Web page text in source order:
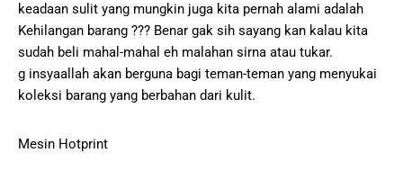
keadaan sulit yang mungkin juga kita pernah alami adalah
Kehilangan barang ??? Benar gak sih sayang kan kalau kita
sudah beli mahal-mahal eh malahan sirna atau tukar.
g insyaallah akan berguna bagi teman-teman yang menyukai
koleksi barang yang berbahan dari kulit.
Mesin Hotprint